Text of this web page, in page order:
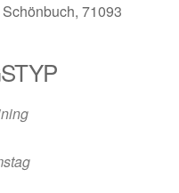
71093